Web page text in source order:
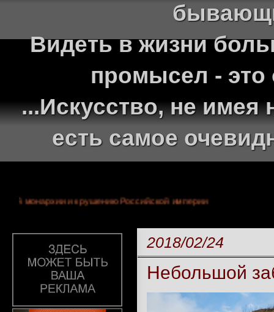
Видеть в жизни
промысел - это
...Искусство, не
есть самое
летней монархии и крушению Российской империи
2018/02/24
Небольшой